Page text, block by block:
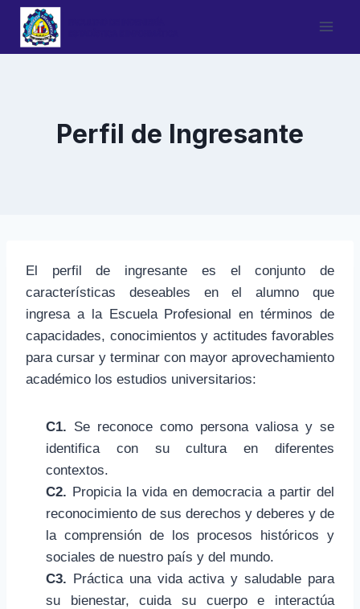
Saltar
contenido
Perfil de Ingresante
El perfil de ingresante es el conjunto de
características deseables en el alumno que
ingresa a la Escuela Profesional en términos de
capacidades, conocimientos y actitudes favorables
para cursar y terminar con mayor aprovechamiento
académico los estudios universitarios:
C1. Se reconoce como persona valiosa y se
identifica con su cultura en diferentes
contextos.
C2. Propicia la vida en democracia a partir del
reconocimiento de sus derechos y deberes y de
la comprensión de los procesos históricos y
sociales de nuestro país y del mundo.
C3. Práctica una vida activa y saludable para
su bienestar, cuida su cuerpo e interactúa